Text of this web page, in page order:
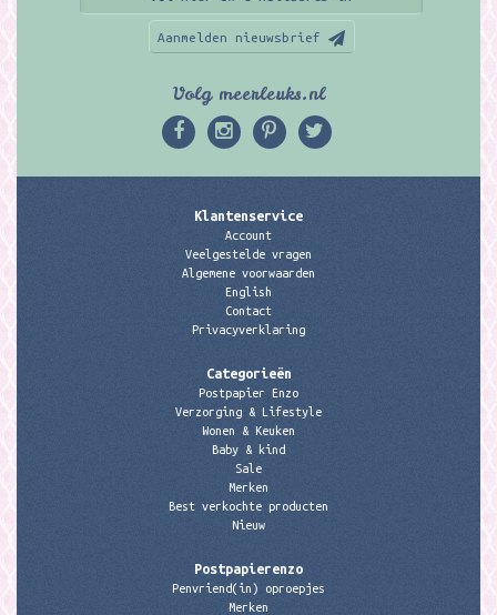
Aanmelden nieuwsbrief
Volg meerleuks.nl
Klantenservice
Account
Veelgestelde vragen
Algemene voorwaarden
English
Contact
Privacyverklaring
Categorieën
Postpapier Enzo
Verzorging & Lifestyle
Wonen & Keuken
Baby & kind
Sale
Merken
Best verkochte producten
Nieuw
Postpapierenzo
Penvriend(in) oproepjes
Merken